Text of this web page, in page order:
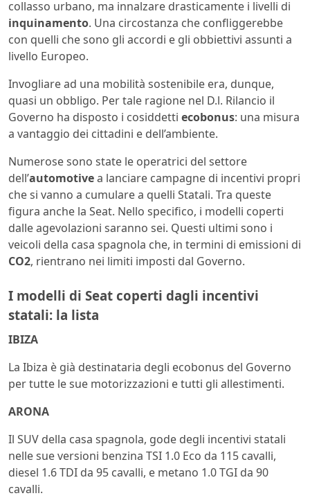
collasso urbano, ma innalzare drasticamente i livelli di
inquinamento. Una circostanza che confliggerebbe
con quelli che sono gli accordi e gli obbiettivi assunti a
livello Europeo.
Invogliare ad una mobilità sostenibile era, dunque,
quasi un obbligo. Per tale ragione nel D.l. Rilancio il
Governo ha disposto i cosiddetti ecobonus: una misura
a vantaggio dei cittadini e dell’ambiente.
Numerose sono state le operatrici del settore
dell’automotivea lanciare campagne di incentivi propri
che si vanno a cumulare a quelli Statali. Tra queste
figura anche la Seat. Nello specifico, i modelli coperti
dalle agevolazioni saranno sei. Questi ultimi sono i
veicoli della casa spagnola che, in termini di emissioni di
CO2, rientrano nei limiti imposti dal Governo.
I modelli di Seat coperti dagli incentivi
statali: la lista
IBIZA
La Ibiza è già destinataria degli ecobonus del Governo
per tutte le sue motorizzazioni e tutti gli allestimenti.
ARONA
Il SUV della casa spagnola, gode degli incentivi statali
nelle sue versioni benzina TSI 1.0 Eco da 115 cavalli,
diesel 1.6 TDI da 95 cavalli, e metano 1.0 TGI da 90
cavalli.